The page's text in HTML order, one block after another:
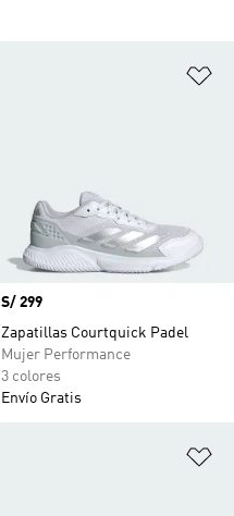
Precio
S/ 299
Zapatillas Courtquick Padel
Mujer Performance
3 colores
Envío Gratis